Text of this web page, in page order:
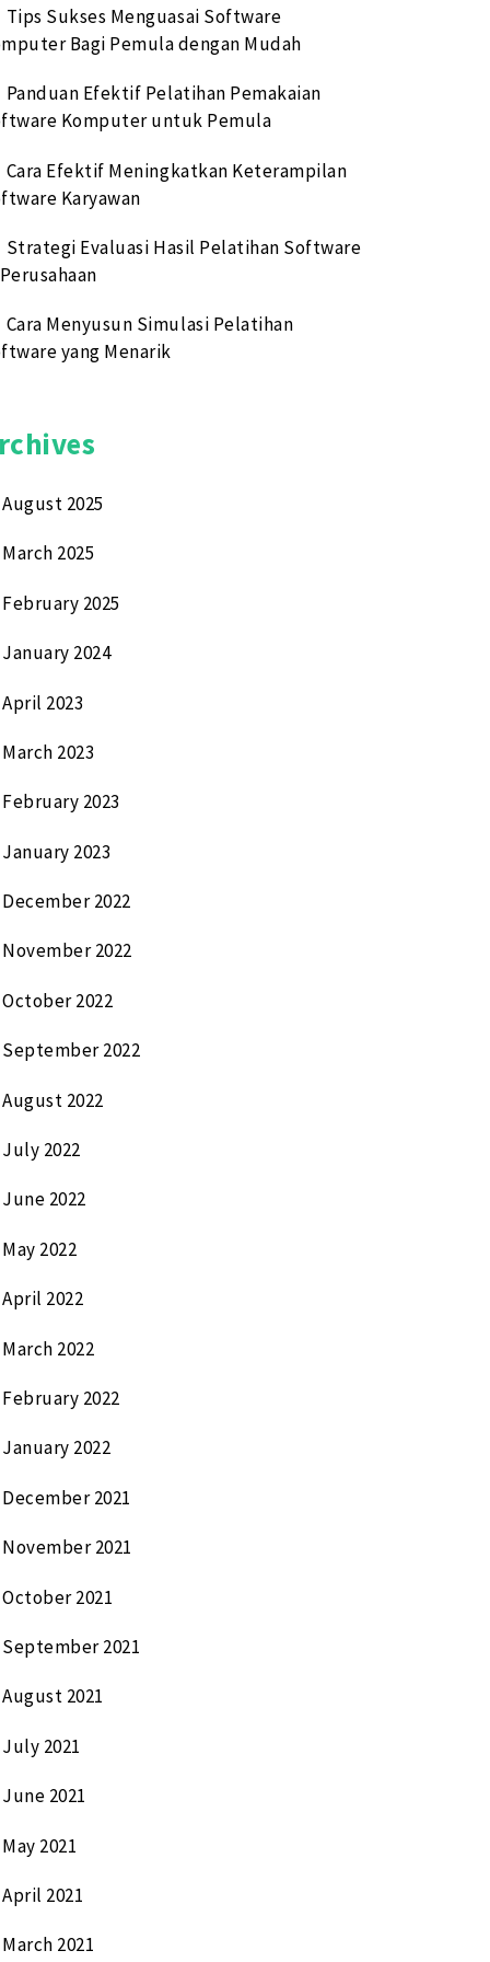
Tips Sukses Menguasai Software
Bagi Pemula dengan Mudah
Panduan Efektif Pelatihan Pemakaian
Komputer untuk Pemula
Cara Efektif Meningkatkan Keterampilan
Karyawan
Strategi Evaluasi Hasil Pelatihan Software
Cara Menyusun Simulasi Pelatihan
yang Menarik
August 2025
March 2025
February 2025
January 2024
April 2023
March 2023
February 2023
January 2023
December 2022
November 2022
October 2022
September 2022
August 2022
July 2022
June 2022
May 2022
April 2022
March 2022
February 2022
January 2022
December 2021
November 2021
October 2021
September 2021
August 2021
July 2021
June 2021
May 2021
April 2021
March 2021